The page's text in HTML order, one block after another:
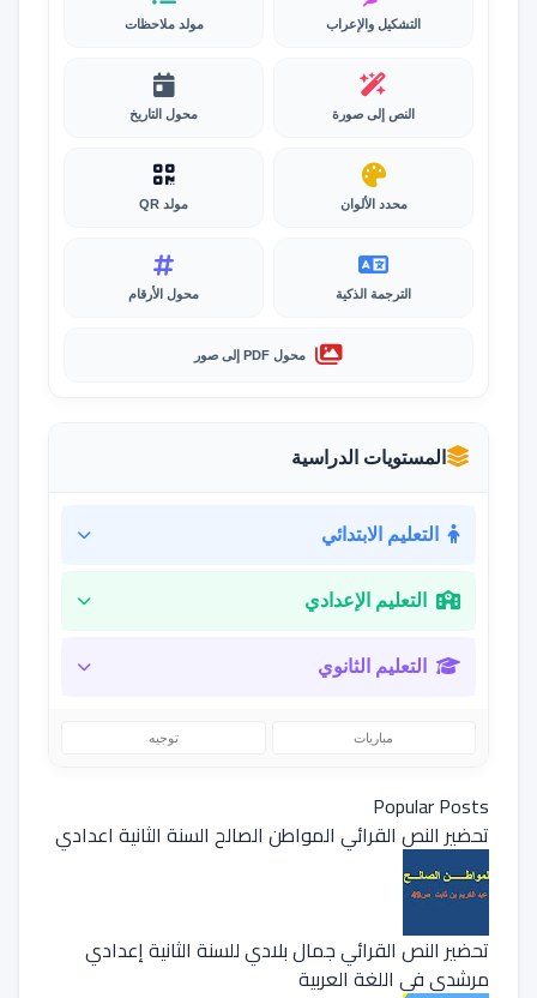
التشكيل والإعراب مولد ملاحظات
النص إلى صورة محول التاريخ
محدد الألوان مولد QR
الترجمة الذكية محول الأرقام
محول PDF إلى صور
المستويات الدراسية
التعليم الابتدائي
التعليم الإعدادي
التعليم الثانوي
مباريات توجيه
Popular Posts
تحضير النص القرائي المواطن الصالح السنة الثانية اعدادي
تحضير النص القرائي جمال بلادي للسنة الثانية إعدادي
مرشدي في اللغة العربية